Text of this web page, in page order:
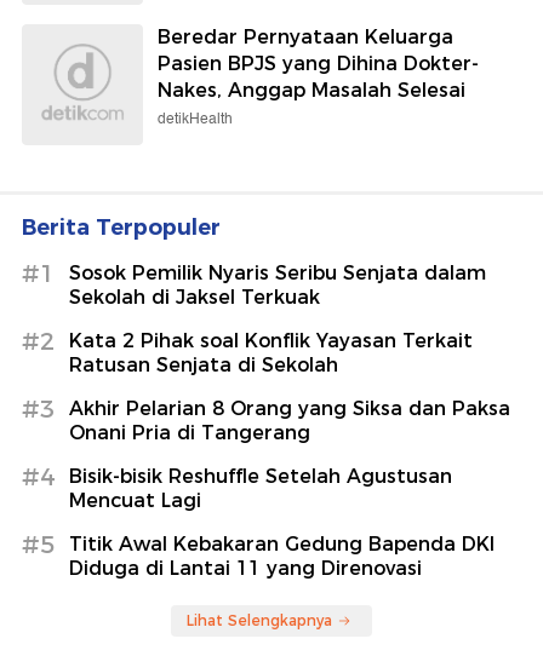
Beredar Pernyataan Keluarga
Pasien BPJS yang Dihina Dokter-
Nakes, Anggap Masalah Selesai
detikHealth
Berita Terpopuler
#1
Sosok Pemilik Nyaris Seribu Senjata dalam
Sekolah di Jaksel Terkuak
#2
Kata 2 Pihak soal Konflik Yayasan Terkait
Ratusan Senjata di Sekolah
#3
Akhir Pelarian 8 Orang yang Siksa dan Paksa
Onani Pria di Tangerang
#4
Bisik-bisik Reshuffle Setelah Agustusan
Mencuat Lagi
#5
Titik Awal Kebakaran Gedung Bapenda DKI
Diduga di Lantai 11 yang Direnovasi
Lihat Selengkapnya